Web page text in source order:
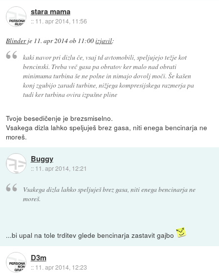
stara mama
:: 11. apr 2014, 11:56
Blinderje 11. apr 2014 ob 11:00izjavil:
kaki navor pri dizlu če, vsaj td avtomobili, speljujejo težje kot
bencinski. Treba več gasa pa obratov ker malo nad obrati
minimuma turbina še ne polne in nimajo dovolj moči. Še kašen
konj zgubijo zaradi turbine, nižjega kompresijskega razmerja pa
tudi ker turbina ovira izpušne pline
Tvoje besedičenje je brezsmiselno.
Vsakega dizla lahko speljuješ brez gasa, niti enega bencinarja ne
moreš.
Buggy
:: 11. apr 2014, 12:21
Vsakega dizla lahko speljuješ brez gasa, niti enega bencinarja ne
moreš.
...bi upal na tole trditev glede bencinarja zastavit gajbo
D3m
:: 11. apr 2014, 12:23